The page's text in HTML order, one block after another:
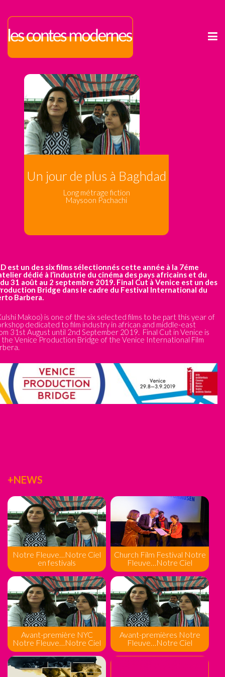
Un jour de plus à Baghdad
Long métrage fiction
Maysoon Pachachi
est un des six films sélectionnés cette année à la 7éme
dédié à l’industrie du cinéma des pays africains et du
31 août au 2 septembre 2019. Final Cut à Venice est un des
Bridge dans le cadre du Festival International du
Barbera.
Makoo) is one of the six selected films to be part this year of
dedicated to film industry in african and middle-east
31st August until 2nd September 2019. Final Cut in Venice is
Venice Production Bridge of the Venice International Film
+NEWS
Notre Fleuve…Notre Ciel
en festivals
Church Film Festival Notre
Fleuve…Notre Ciel
Avant-première NYC
Notre Fleuve…Notre Ciel
Avant-premières Notre
Fleuve…Notre Ciel